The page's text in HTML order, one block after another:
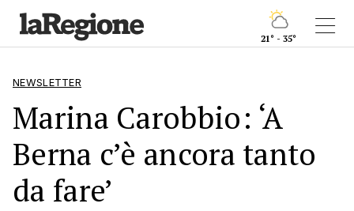
21° - 35°
NEWSLETTER
Marina Carobbio: ‘A
Berna c’è ancora tanto
da fare’